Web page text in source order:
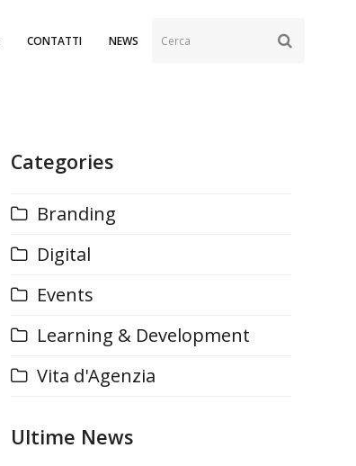
CONTATTI NEWS Cerca
Categories
Branding
Digital
Events
Learning & Development
Vita d'Agenzia
Ultime News